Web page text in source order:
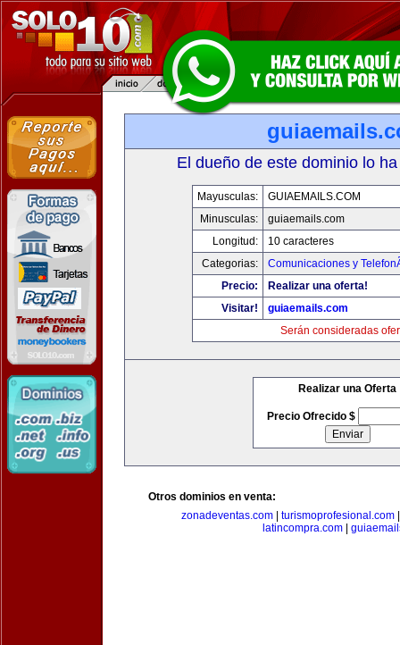
El dueño de este dominio lo
Mayusculas:
GUIAEMAILS.COM
Minusculas:
guiaemails.com
Longitud:
10 caracteres
Categorias:
Comunicaciones y
Precio:
Realizar una oferta!
Visitar!
guiaemails.com
Serán consideradas
Realizar una Oferta
Precio Ofrecido $
Otros dominios en venta:
zonadeventas.com| turismoprofesional.com
latincompra.com|